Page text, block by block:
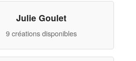
Julie Goulet
9 créations disponibles